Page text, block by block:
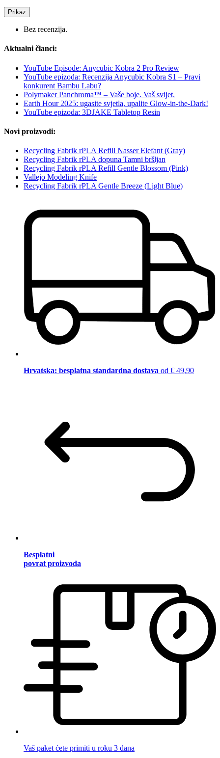
Prikaz
Bez recenzija.
Aktualni članci:
YouTube Episode: Anycubic Kobra 2 Pro Review
YouTube epizoda: Recenzija Anycubic Kobra S1 – Pravi
konkurent Bambu Labu?
Polymaker Panchroma™ – Vaše boje. Vaš svijet.
Earth Hour 2025: ugasite svjetla, upalite Glow-in-the-Dark!
YouTube epizoda: 3DJAKE Tabletop Resin
Novi proizvodi:
Recycling Fabrik rPLA Refill Nasser Elefant (Gray)
Recycling Fabrik rPLA dopuna Tamni bršljan
Recycling Fabrik rPLA Refill Gentle Blossom (Pink)
Vallejo Modeling Knife
Recycling Fabrik rPLA Gentle Breeze (Light Blue)
Hrvatska: besplatna standardna dostava od € 49,90
Besplatni
povrat proizvoda
Vaš paket ćete primiti u roku 3 dana